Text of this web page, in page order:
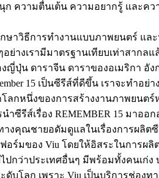
ก ความตื่นเต้น ความอยากรู้ และ
ษาวิธีการทำงานแบบภาพยนตร์ แ
งเรามีมาตรฐานเทียบเท่าสากล
ปุ่น ดาราจีน ดาราของอเมริกา อั
15 เป็นซีรีส์ที่ดีขึ้น เราจะทำ
ลกหนึ่งของการสร้างงานภาพยนตร์
ำซีรีส์เรื่อง REMEMBER 15 มา
งคุณชายอดัมดูแลในเรื่องการผลิ
มของ Viu โดยให้อิสระในการผลิ
กว่าประเทศอื่นๆ มีพร้อมทั้งคนเ
โลก เพราะ Viu เป็นบริการช่อง